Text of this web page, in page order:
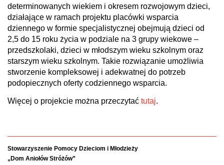
determinowanych wiekiem i okresem rozwojowym dzieci,
działające w ramach projektu placówki wsparcia
dziennego w formie specjalistycznej obejmują dzieci od
2,5 do 15 roku życia w podziale na 3 grupy wiekowe –
przedszkolaki, dzieci w młodszym wieku szkolnym oraz
starszym wieku szkolnym. Takie rozwiązanie umożliwia
stworzenie kompleksowej i adekwatnej do potrzeb
podopiecznych oferty codziennego wsparcia.
Więcej o projekcie można przeczytać tutaj.
Stowarzyszenie Pomocy Dzieciom i Młodzieży
„Dom Aniołów Stróżów”